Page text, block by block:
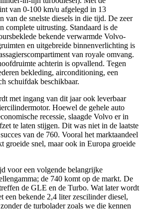
van 0-100 km/u afgelegd in 13
de snelste diesels in die tijd. De zeer
complete uitrusting. Standaard is de
bekende verwarmde Volvo-
en uitgebreide binnenverlichting is
van royale omvang.
achterin is opvallend. Tegen
bekleding, airconditioning, een
schuifdak beschikbaar.
met ingang van dit jaar ook leverbaar
Hoewel de gehele auto
recessie, slaagde Volvo er in
te laten stijgen. Dit was niet in de laatste
van de 760. Vooral het marktaandeel
groeide snel, maar ook in Europa groeide
voor een volgende belangrijke
de 740 komt op de markt. De
de GLE en de Turbo. Wat later wordt
een bekende 2,4 liter zescilinder diesel,
de turbolader zoals we die kennen